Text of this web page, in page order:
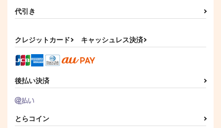
モノクロイラストがで
きるまで
クロコダイルティアー
サンプル
WITH YOU
メタリック地平線
What's your name?-
代引き
クレジットカード キャッシュレス決済
後払い決済
とらコイン